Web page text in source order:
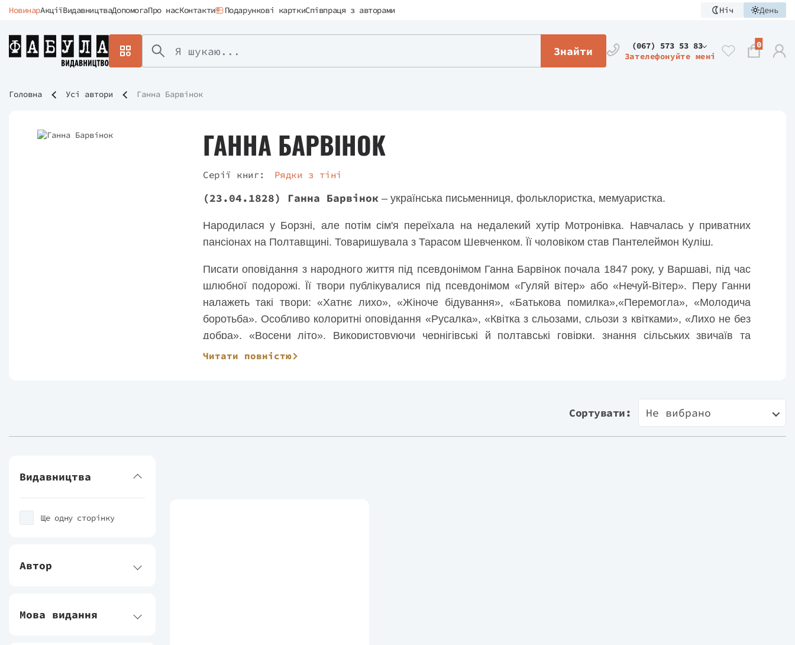
НовинарАкціїВидавництваДопомогаПро насКонтакти Подарункові карткиСпівпраця з авторами Ніч День
Знайти
(067) 573 53 83
Зателефонуйте мені
0
Головна Усі автори Ганна Барвінок
ГАННА БАРВІНОК
Серії книг: Рядки з тіні
(23.04.1828) Ганна Барвінок – українська письменниця, фольклористка, мемуаристка.
Народилася у Борзні, але потім сім'я переїхала на недалекий хутір Мотронівка. Навчалась у приватних
пансіонах на Полтавщині. Товаришувала з Тарасом Шевченком. Її чоловіком став Пантелеймон Куліш.
Писати оповідання з народного життя під псевдонімом Ганна Барвінок почала 1847 року, у Варшаві, під час
шлюбної подорожі. Її твори публікувалися під псевдонімом «Гуляй вітер» або «Нечуй-Вітер». Перу Ганни
налажеть такі твори: «Хатнє лихо», «Жіноче бідування», «Батькова помилка»,«Перемогла», «Молодича
боротьба». Особливо колоритні оповідання «Русалка», «Квітка з сльозами, сльози з квітками», «Лихо не без
добра», «Восени літо». Використовуючи чернігівські й полтавські говірки, знання сільських звичаїв та
фольклору, створила драму «Материнська помста».
Читати повністю
Сортувати: Не вибрано
Видавництва
Ще одну сторінку
Автор
Мова видання